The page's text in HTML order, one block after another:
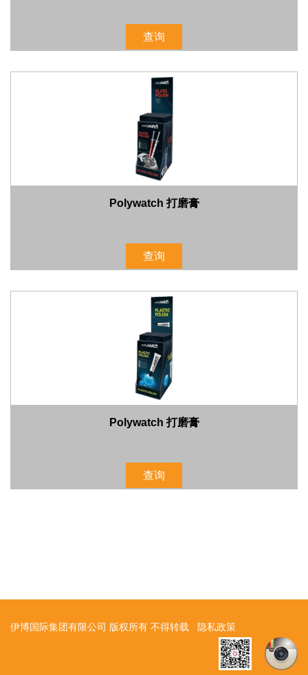
查询
Polywatch 打磨膏
查询
Polywatch 打磨膏
查询
伊博国际集团有限公司 版权所有 不得转载 隐私政策